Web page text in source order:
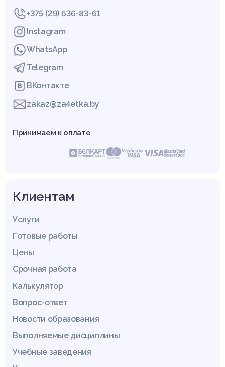
+375 (29) 636-83-61
Instagram
WhatsApp
Telegram
ВКонтакте
zakaz@za4etka.by
Принимаем к оплате
Клиентам
Услуги
Готовые работы
Цены
Срочная работа
Калькулятор
Вопрос-ответ
Новости образования
Выполняемые дисциплины
Учебные заведения